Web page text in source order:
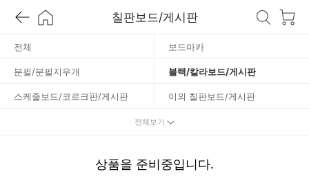
칠판보드/게시판
/
전체 보드마카
분필/분필지우개 블랙/칼라보드/게시판
스케줄보드/코르크판/게시판 이외 칠판보드/게시판
화이트보드/투명칠판
전체보기
상품을 준비중입니다.